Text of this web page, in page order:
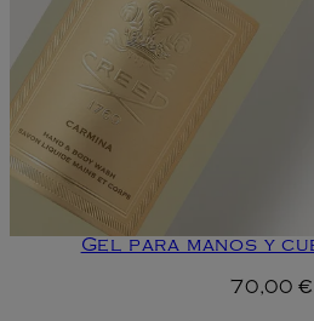
Gel para manos y
70,00 €